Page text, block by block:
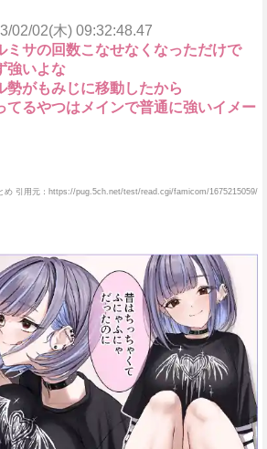
02/02(木) 09:32:48.47
ミサの回数こなせなくなっただけで
強いよな
勢がもみじに移動したから
てるやつはメインで普通に強いイメー
め 引用元：https://pug.5ch.net/test/read.cgi/famicom/1675215059/